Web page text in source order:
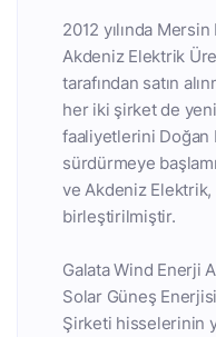
2012 yılında
Akdeniz Elektrik
tarafından satın
her iki şirket de
faaliyetlerini
sürdürmeye
ve Akdeniz
birleştirilmiştir.
Galata Wind Enerji
Solar Güneş
Şirketi hisselerinin